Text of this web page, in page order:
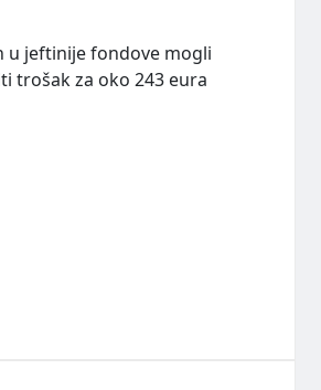
u jeftinije fondove mogli
trošak za oko 243 eura